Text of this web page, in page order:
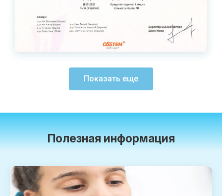
Показать еще
Полезная информация